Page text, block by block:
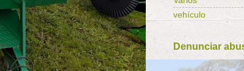
vehículo
Denunciar